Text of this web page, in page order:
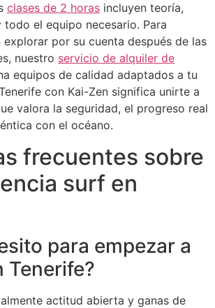
clases de 2 horas incluyen teoría,
el equipo necesario. Para
explorar por su cuenta después de las
nuestro servicio de alquiler de
equipos de calidad adaptados a tu
con Kai-Zen significa unirte a
valora la seguridad, el progreso real
con el océano.
frecuentes sobre
surf en
para empezar a
Tenerife?
actitud abierta y ganas de